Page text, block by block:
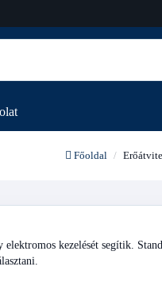
Főoldal
kezelését segítik.